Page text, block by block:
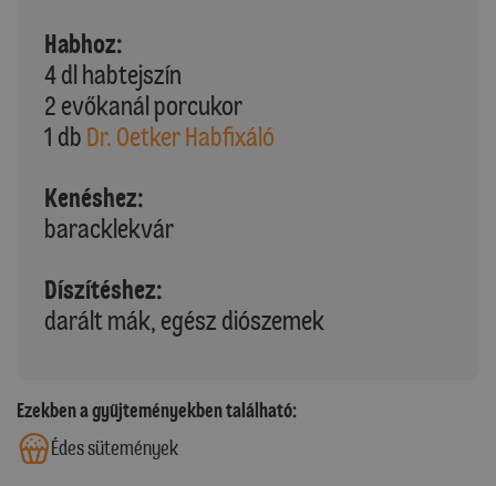
Habhoz:
4 dl habtejszín
2 evőkanál porcukor
1 db Dr. Oetker Habfixáló
Kenéshez:
baracklekvár
Díszítéshez:
darált mák, egész diószemek
Ezekben a gyűjteményekben található:
Édes sütemények